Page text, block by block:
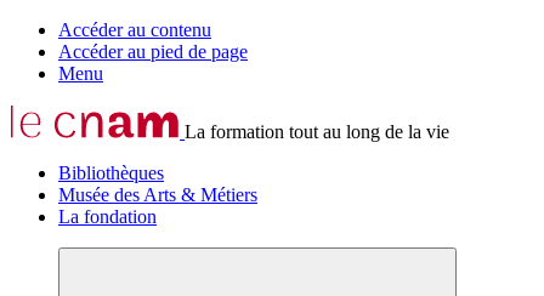
Accéder au contenu
Accéder au pied de page
Menu
La formation tout au long de la vie
Bibliothèques
Musée des Arts & Métiers
La fondation